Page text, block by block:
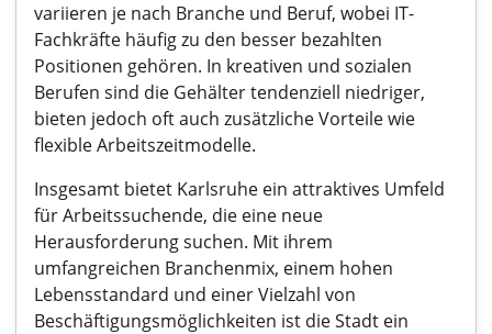
variieren je nach Branche und Beruf, wobei IT-
Fachkräfte häufig zu den besser bezahlten
Positionen gehören. In kreativen und sozialen
Berufen sind die Gehälter tendenziell niedriger,
bieten jedoch oft auch zusätzliche Vorteile wie
flexible Arbeitszeitmodelle.
Insgesamt bietet Karlsruhe ein attraktives Umfeld
für Arbeitssuchende, die eine neue
Herausforderung suchen. Mit ihrem
umfangreichen Branchenmix, einem hohen
Lebensstandard und einer Vielzahl von
Beschäftigungsmöglichkeiten ist die Stadt ein